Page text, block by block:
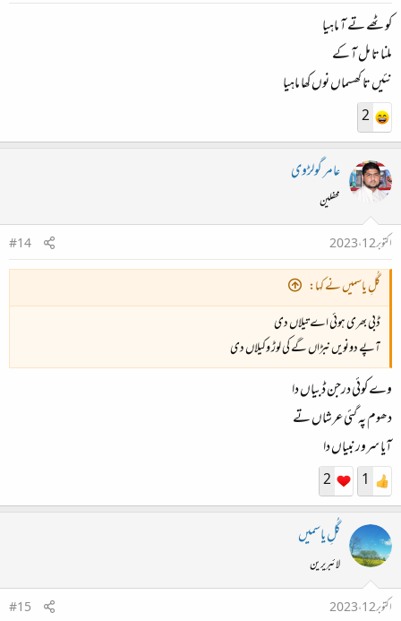
کوٹھے تے آ ماہیا
ملنا تا مل آ کے
نئیں تا کھسماں نوں کھا ماہیا
2
عامر گولڑوی
محفلین
اکتوبر 12، 2023
#14
گُلِ یاسمیں نے کہا:
ڈبی بھری ہوئی اے تیلاں دی
آپے دونویں نبڑاں گے کی لوڑ وکیلاں دی
وے کوئی درجن ڈبیاں دا
دھوم پہ گئی عرشاں تے
آیا سرور نبیاں دا
1
2
گُلِ یاسمیں
لائبریرین
اکتوبر 12، 2023
#15